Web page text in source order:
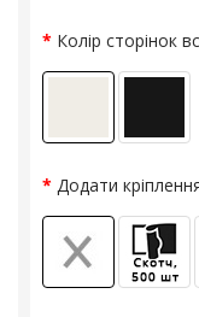
Колір сторінок
Додати